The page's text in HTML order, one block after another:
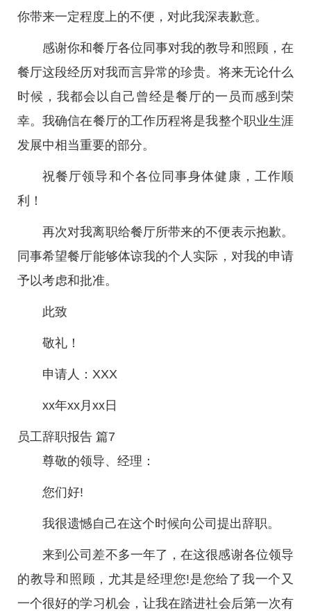
你带来一定程度上的不便，对此我深表歉意。
感谢你和餐厅各位同事对我的教导和照顾，在
餐厅这段经历对我而言异常的珍贵。将来无论什么
时候，我都会以自己曾经是餐厅的一员而感到荣
幸。我确信在餐厅的工作历程将是我整个职业生涯
发展中相当重要的部分。
祝餐厅领导和个各位同事身体健康，工作顺
利！
再次对我离职给餐厅所带来的不便表示抱歉。
同事希望餐厅能够体谅我的个人实际，对我的申请
予以考虑和批准。
此致
敬礼！
申请人：XXX
xx年xx月xx日
员工辞职报告 篇7
尊敬的领导、经理：
您们好!
我很遗憾自己在这个时候向公司提出辞职。
来到公司差不多一年了，在这很感谢各位领导
的教导和照顾，尤其是经理您!是您给了我一个又
一个很好的学习机会，让我在踏进社会后第一次有